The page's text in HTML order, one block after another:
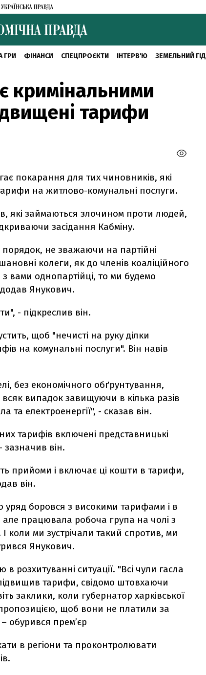
ГРИ ФІНАНСИ СПЕЦПРОЄКТИ ІНТЕРВ'Ю ЗЕМЕЛЬНИЙ ГІД
кримінальними
тарифи
покарання для тих чиновників, які
на житлово-комунальні послуги.
які займаються злочином проти людей,
засідання Кабміну.
не зважаючи на партійні
колеги, як до членів коаліційного
вами однопартійці, то ми будемо
Янукович.
- підкреслив він.
щоб "нечисті на руку ділки
на комунальні послуги". Він навів
без економічного обґрунтування,
випадок завищуючи в кілька разів
та електроенергії", - сказав він.
тарифів включені представницькі
зазначив він.
прийоми і включає ці кошти в тарифи,
він.
боровся з високими тарифами і в
але працювала робоча група на чолі з
ми зустрічали такий спротив, ми
Янукович.
розхитуванні ситуації. "Всі чули гасла
тарифи, свідомо штовхаючи
заклики, коли губернатор харківської
щоб вони не платили за
обурився прем’єр
в регіони та проконтролювати